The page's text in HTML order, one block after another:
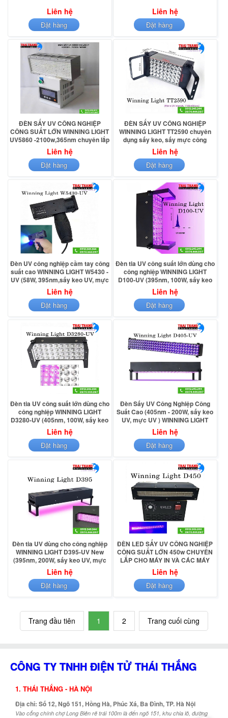
Liên hệ
Đặt hàng
Liên hệ
Đặt hàng
ĐÈN SẤY UV CÔNG NGHIỆP
CÔNG SUẤT LỚN WINNING LIGHT
UV5860 -2100w,365nm chuyên lắp
dây chuyền sản xuất
Liên hệ
Đặt hàng
ĐÈN SẤY UV CÔNG NGHIỆP
WINNING LIGHT TT2590 chuyên
dụng sấy keo, sấy mực công
nghiệp
Liên hệ
Đặt hàng
Đèn UV công nghiệp cầm tay công
suất cao WINNING LIGHT W5430 -
UV (58W, 395nm,sấy keo UV, mực
UV) – Hàng chính hãng
Liên hệ
Đặt hàng
Đèn tia UV công suất lớn dùng cho
công nghiệp WINNING LIGHT
D100-UV (395nm, 100W, sấy keo
UV, mực UV)- Hàng chính hãng
Liên hệ
Đặt hàng
Đèn tia UV công suất lớn dùng cho
công nghiệp WINNING LIGHT
D3280-UV (405nm, 100W, sấy keo
UV, mực UV)- Hàng chính hãng
Liên hệ
Đặt hàng
Đèn Sấy UV Công Nghiệp Công
Suất Cao (405nm - 200W, sấy keo
UV, mực UV ) WINNING LIGHT
D405-UV
Liên hệ
Đặt hàng
Đèn tia UV dùng cho công nghiệp
WINNING LIGHT D395-UV New
(395nm, 200W, sấy keo UV, mực
UV) - Hàng chính hãng
Liên hệ
Đặt hàng
ĐÈN LED SẤY UV CÔNG NGHIỆP
CÔNG SUẤT LỚN 450w CHUYÊN
LẮP CHO MÁY IN VÀ CÁC MÁY
CÔNG NGHIỆP WINNING LIGHT
D450
Liên hệ
Đặt hàng
Trang đầu tiên 1 2 Trang cuối cùng
CÔNG TY TNHH ĐIỆN TỬ THÁI THẮNG
1. THÁI THẮNG - HÀ NỘI
Địa chỉ: Số 12, Ngõ 151, Hồng Hà, Phúc Xá, Ba Đình, TP. Hà Nội
Vào cổng chính chợ Long Biên rẽ trái 100m là đến ngõ 151, khu chia lô, đường